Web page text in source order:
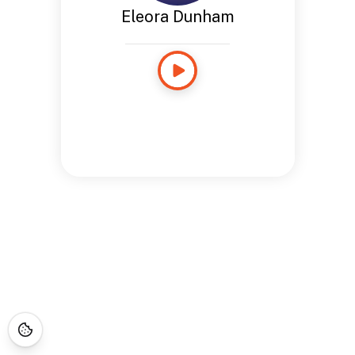
Eleora Dunham